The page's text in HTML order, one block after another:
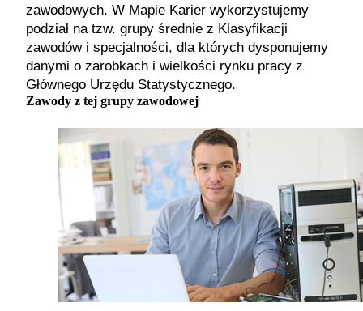
zawodowych. W Mapie Karier wykorzystujemy
podział na tzw. grupy średnie z Klasyfikacji
zawodów i specjalności, dla których dysponujemy
danymi o zarobkach i wielkości rynku pracy z
Głównego Urzędu Statystycznego.
Zawody z tej grupy zawodowej